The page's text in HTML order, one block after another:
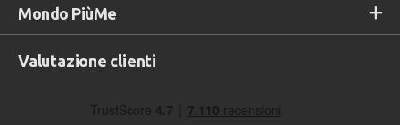
Mondo PiùMe
Valutazione clienti